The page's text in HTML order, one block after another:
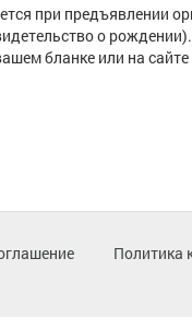
при предъявлении
о
бланке или на
Политика